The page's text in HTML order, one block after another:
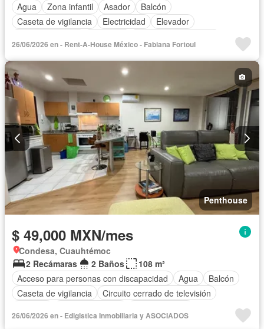
Agua
Zona infantil Asador
Balcón
Caseta de vigilancia
Electricidad
Elevador
Azotea
Seguridad Terraza Sin amueblar
26/06/2026 en - Rent-A-House México - Fabiana Fortoul
Penthouse
$ 49,000 MXN/mes
Condesa, Cuauhtémoc
2 Recámaras
2 Baños
108 m²
Acceso para personas con discapacidad
Agua
Balcón
Caseta de vigilancia
Circuito cerrado de televisión
Cuarto de Limpieza
Cuarto de servicio
Electricidad
26/06/2026 en - Edigistica Inmobiliaria y ASOCIADOS